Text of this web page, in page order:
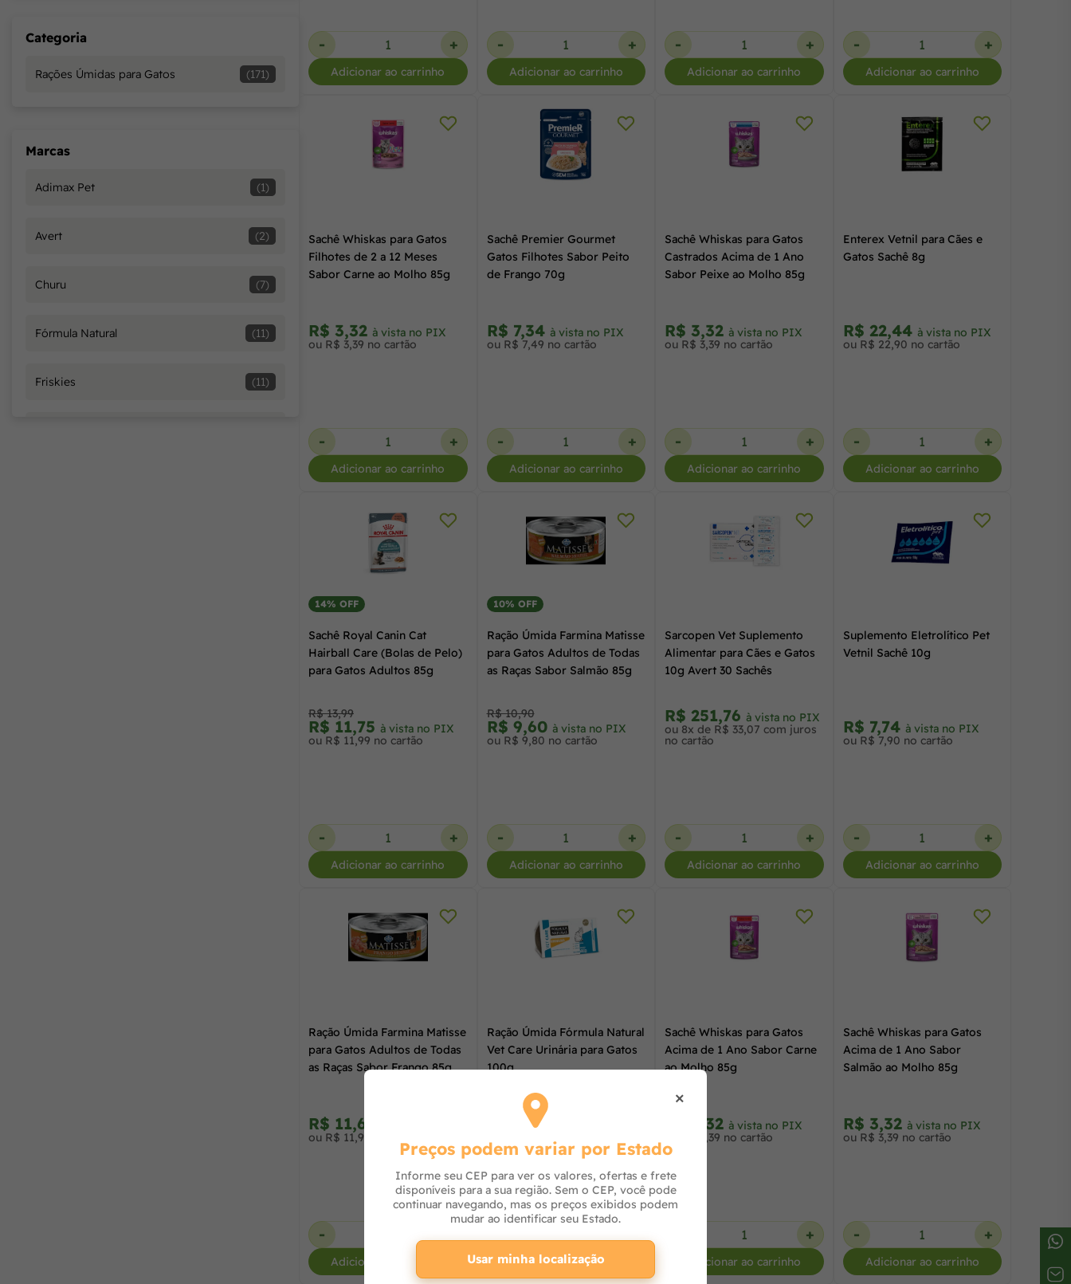
30 Sachês
Categoria
Rações Úmidas para Gatos (171)
Marcas
Adimax Pet (1)
Avert (2)
Churu (7)
Fórmula Natural (11)
Friskies (11)
- +
Adicionar ao carrinho
- +
Adicionar ao carrinho
- +
Adicionar ao carrinho
- +
Adicionar ao carrinho
Sachê Whiskas para Gatos
Filhotes de 2 a 12 Meses
Sabor Carne ao Molho 85g
R$ 3,32 à vista no PIX
ou R$ 3,39 no cartão
- +
Adicionar ao carrinho
Sachê Premier Gourmet
Gatos Filhotes Sabor Peito
de Frango 70g
R$ 7,34 à vista no PIX
ou R$ 7,49 no cartão
- +
Adicionar ao carrinho
Sachê Whiskas para Gatos
Castrados Acima de 1 Ano
Sabor Peixe ao Molho 85g
R$ 3,32 à vista no PIX
ou R$ 3,39 no cartão
- +
Adicionar ao carrinho
Enterex Vetnil para Cães e
Gatos Sachê 8g
R$ 22,44 à vista no PIX
ou R$ 22,90 no cartão
- +
Adicionar ao carrinho
14% OFF
Sachê Royal Canin Cat
Hairball Care (Bolas de Pelo)
para Gatos Adultos 85g
R$ 13,99
R$ 11,75 à vista no PIX
ou R$ 11,99 no cartão
- +
Adicionar ao carrinho
10% OFF
Ração Úmida Farmina Matisse
para Gatos Adultos de Todas
as Raças Sabor Salmão 85g
R$ 10,90
R$ 9,60 à vista no PIX
ou R$ 9,80 no cartão
- +
Adicionar ao carrinho
Sarcopen Vet Suplemento
Alimentar para Cães e Gatos
10g Avert 30 Sachês
R$ 251,76 à vista no PIX
ou 8x de R$ 33,07 com juros
no cartão
- +
Adicionar ao carrinho
Suplemento Eletrolítico Pet
Vetnil Sachê 10g
R$ 7,74 à vista no PIX
ou R$ 7,90 no cartão
- +
Adicionar ao carrinho
Ração Úmida Farmina Matisse
para Gatos Adultos de Todas
as Raças Sabor Frango 85g
R$ 11,66
ou R$ 11,90 no cartão
-
Adicionar ao carrinho
Ração Úmida Fórmula Natural
Vet Care Urinária para Gatos
100g
R$ 15,58
Adicionar ao carrinho
Sachê Whiskas para Gatos
Acima de 1 Ano Sabor Carne
ao Molho 85g
R$ 3,32 à vista no PIX
ou R$ 3,39 no cartão
+
Adicionar ao carrinho
Sachê Whiskas para Gatos
Acima de 1 Ano Sabor
Salmão ao Molho 85g
R$ 3,32 à vista no PIX
ou R$ 3,39 no cartão
- +
Adicionar ao carrinho
×
Preços podem variar por Estado
Informe seu CEP para ver os valores, ofertas e frete
disponíveis para a sua região. Sem o CEP, você pode
continuar navegando, mas os preços exibidos podem
mudar ao identificar seu Estado.
Usar minha localização